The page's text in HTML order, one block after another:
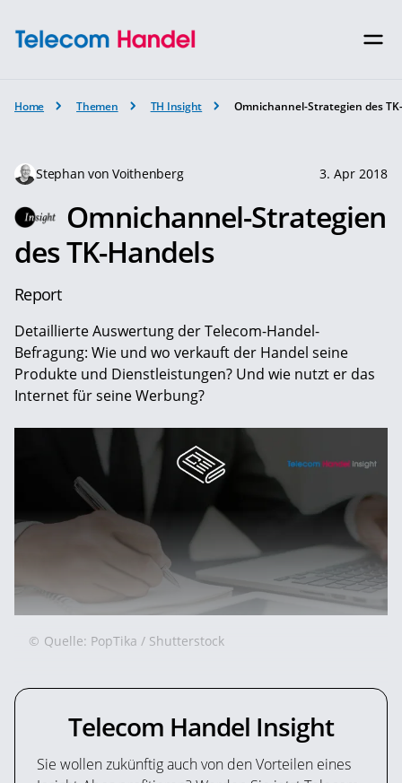
Home Themen TH Insight Omnichannel-Strategien des
Stephan von Voithenberg 3. Apr 2018
Omnichannel-Strategien
des TK-Handels
Report
Detaillierte Auswertung der Telecom-Handel-
Befragung: Wie und wo verkauft der Handel seine
Produkte und Dienstleistungen? Und wie nutzt er das
Internet für seine Werbung?
© Quelle: PopTika / Shutterstock
Telecom Handel Insight
Sie wollen zukünftig auch von den Vorteilen eines